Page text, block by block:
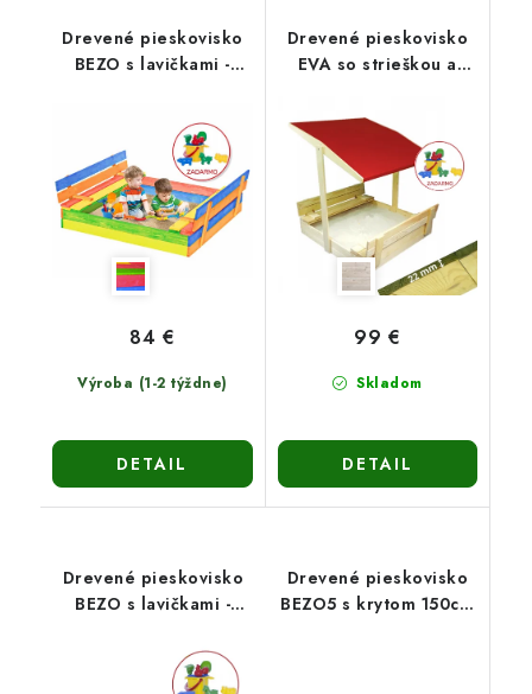
Drevené pieskovisko
BEZO s lavičkami -
Výroba (1-2 týždne)
84 €
DETAIL
Drevené pieskovisko
EVA so strieškou a
prírodné
Skladom
99 €
DETAIL
Drevené pieskovisko
BEZO s lavičkami -
hnedé
Drevené pieskovisko
BEZO5 s krytom 150cm